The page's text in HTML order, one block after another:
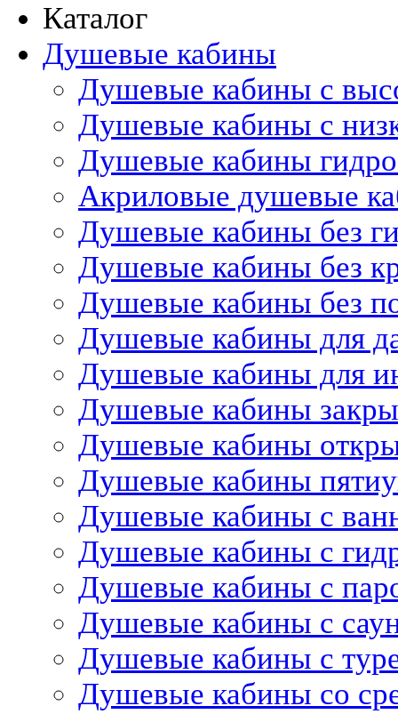
Каталог
Душевые кабины
Душевые кабины с
Душевые кабины с
Душевые кабины
Акриловые душевые
Душевые кабины без
Душевые кабины без
Душевые кабины без
Душевые кабины для
Душевые кабины для
Душевые кабины
Душевые кабины
Душевые кабины
Душевые кабины с
Душевые кабины с
Душевые кабины с
Душевые кабины с
Душевые кабины с
Душевые кабины со